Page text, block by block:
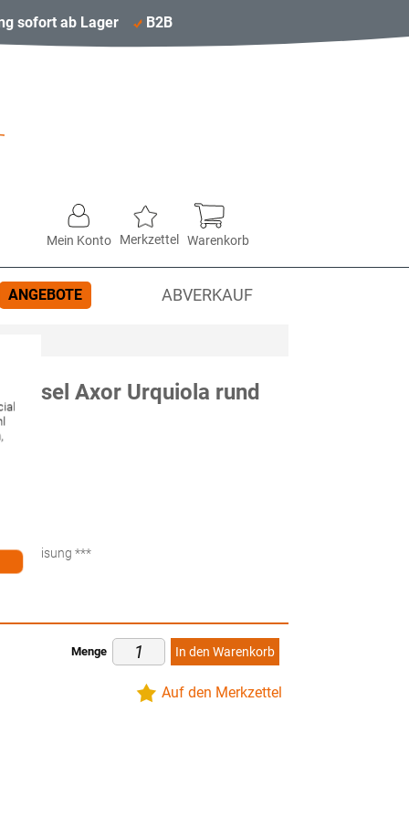
sofort ab Lager B2B
Mein Konto Merkzettel Warenkorb
ANGEBOTE ABVERKAUF
Axor Urquiola rund
***
Menge In den Warenkorb
Auf den Merkzettel